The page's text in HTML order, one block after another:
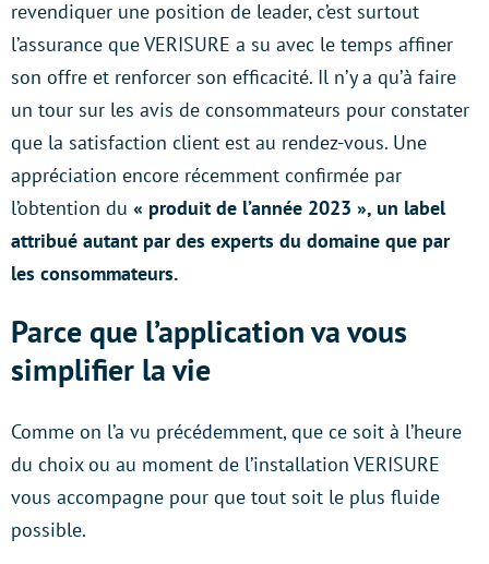
revendiquer une position de leader, c’est surtout
l’assurance que VERISURE a su avec le temps affiner
son offre et renforcer son efficacité. Il n’y a qu’à faire
un tour sur les avis de consommateurs pour constater
que la satisfaction client est au rendez-vous. Une
appréciation encore récemment confirmée par
l’obtention du « produit de l’année 2023 », un label
attribué autant par des experts du domaine que par
les consommateurs.
Parce que l’application va vous
simplifier la vie
Comme on l’a vu précédemment, que ce soit à l’heure
du choix ou au moment de l’installation VERISURE
vous accompagne pour que tout soit le plus fluide
possible.